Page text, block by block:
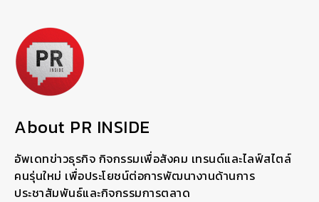
About PR INSIDE
อัพเดทข่าวธุรกิจ กิจกรรมเพื่อสังคม เทรนด์และไลฟ์สไตล์
คนรุ่นใหม่ เพื่อประโยชน์ต่อการพัฒนางานด้านการ
ประชาสัมพันธ์และกิจกรรมการตลาด